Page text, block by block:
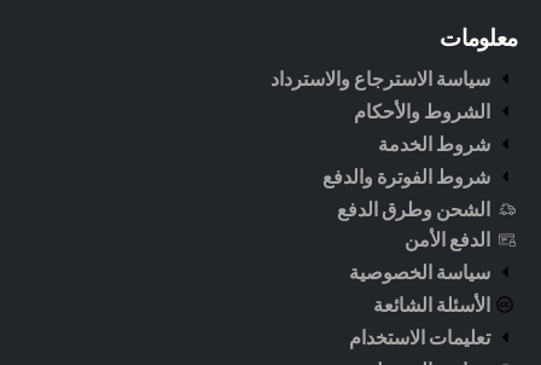
معلومات
سياسة الاسترجاع والاسترداد
الشروط والأحكام
شروط الخدمة
شروط الفوترة والدفع
الشحن وطرق الدفع
الدفع الأمن
سياسة الخصوصية
الأسئلة الشائعة
تعليمات الاستخدام